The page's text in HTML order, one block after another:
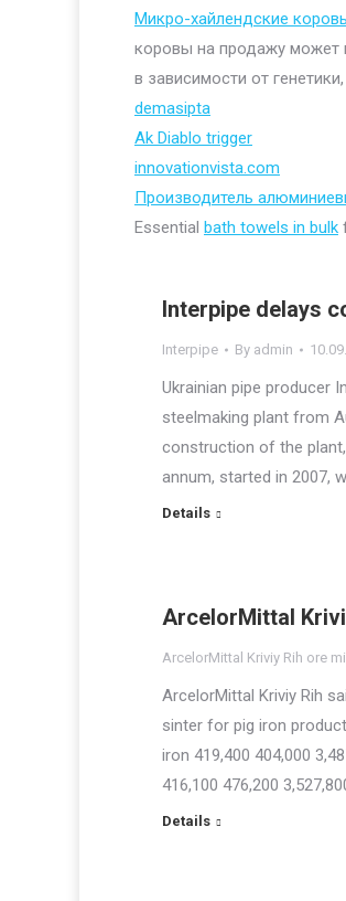
Микро-хайлендские
коровы на продажу может
в зависимости от
demasipta
Ak Diablo trigger
innovationvista.com
Производитель
Essential bath towels in bulk
Interpipe delays
Interpipe By admin
Ukrainian pipe producer
steelmaking plant from
construction of the
annum, started in 2007,
Details
ArcelorMittal
ArcelorMittal Kriviy Rih ore
ArcelorMittal Kriviy Rih
sinter for pig iron
iron 419,400 404,000
416,100 476,200
Details